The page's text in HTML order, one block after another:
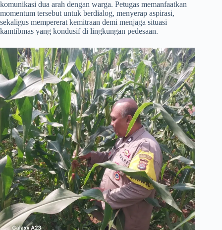
komunikasi dua arah dengan warga. Petugas memanfaatkan
momentum tersebut untuk berdialog, menyerap aspirasi,
sekaligus mempererat kemitraan demi menjaga situasi
kamtibmas yang kondusif di lingkungan pedesaan.